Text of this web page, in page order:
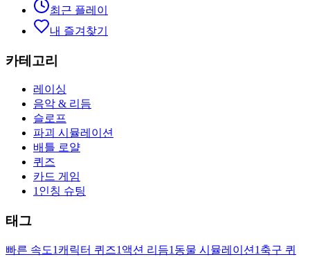
최근 플레이
내 즐겨찾기
카테고리
레이싱
음악 & 리듬
슬로프
파괴 시뮬레이션
배틀 로얄
퀴즈
카드 게임
1인칭 슈팅
태그
빠른 속도1 캐릭터 퀴즈1 액션 리듬1 동물 시뮬레이션 1 축구 퀴